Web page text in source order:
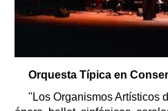
Orquesta Típica en
"Los Organismos Artísticos